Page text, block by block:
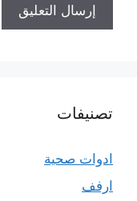
تصنيفات
ادوات صحية
ارفف